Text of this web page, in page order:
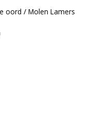
oord / Molen Lamers